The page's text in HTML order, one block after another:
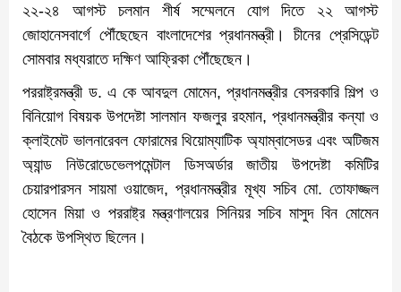
২২-২৪ আগস্ট চলমান শীর্ষ সম্মেলনে যোগ দিতে ২২ আগস্ট
জোহানেসবার্গে পৌঁছেছেন বাংলাদেশের প্রধানমন্ত্রী। চীনের প্রেসিডেন্ট
সোমবার মধ্যরাতে দক্ষিণ আফ্রিকা পৌঁছেছেন।
পররাষ্ট্রমন্ত্রী ড. এ কে আবদুল মোমেন, প্রধানমন্ত্রীর বেসরকারি শিল্প ও
বিনিয়োগ বিষয়ক উপদেষ্টা সালমান ফজলুর রহমান, প্রধানমন্ত্রীর কন্যা ও
ক্লাইমেট ভালনারেবল ফোরামের থিয়োম্যাটিক অ্যাম্বাসেডর এবং অটিজম
অ্যান্ড নিউরোডেভেলপমেন্টাল ডিসঅর্ডার জাতীয় উপদেষ্টা কমিটির
চেয়ারপারসন সায়মা ওয়াজেদ, প্রধানমন্ত্রীর মূখ্য সচিব মো. তোফাজ্জল
হোসেন মিয়া ও পররাষ্ট্র মন্ত্রণালয়ের সিনিয়র সচিব মাসুদ বিন মোমেন
বৈঠকে উপস্থিত ছিলেন।